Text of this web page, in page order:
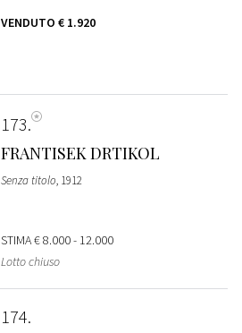
VENDUTO € 1.920
173
FRANTISEK DRTIKOL
Senza titolo, 1912
STIMA€ 8.000 - 12.000
Lotto chiuso
174